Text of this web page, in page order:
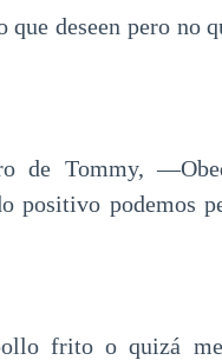
deseen pero no
de Tommy,
positivo podemos
frito o quizá